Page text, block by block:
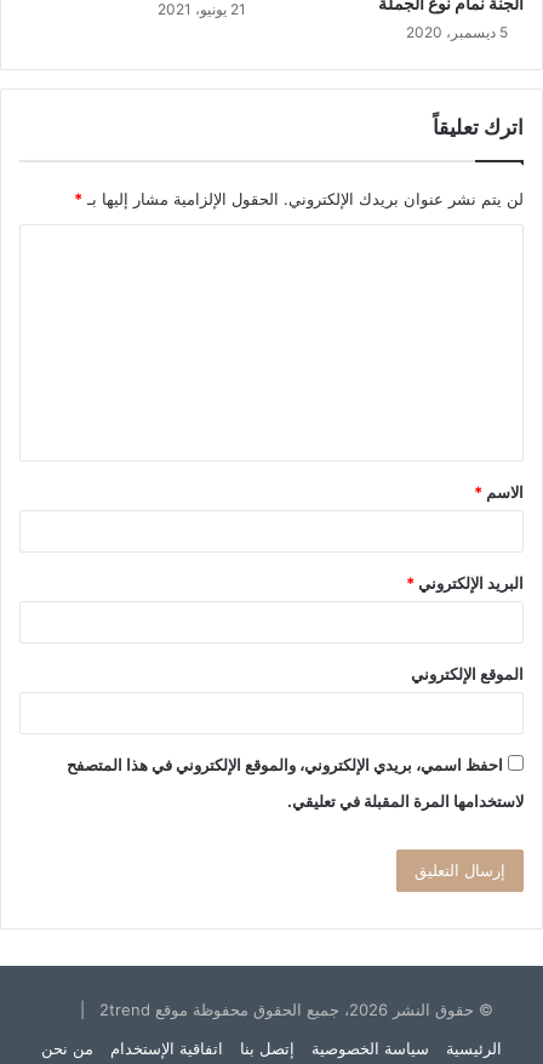
5 ديسمبر، 2020
21 يونيو، 2021
اترك تعليقاً
لن يتم نشر عنوان بريدك الإلكتروني. الحقول الإلزامية مشار إليها بـ *
ق
*
الاسم *
البريد الإلكتروني*
الموقع الإلكتروني
احفظ اسمي، بريدي الإلكتروني، والموقع الإلكتروني في هذا المتصفح
لاستخدامها المرة المقبلة في تعليقي.
© حقوق النشر 2026، جميع الحقوق محفوظة موقع 2trend |
الرئيسية
سياسة الخصوصية إتصل بنا اتفاقية الإستخدام من نحن